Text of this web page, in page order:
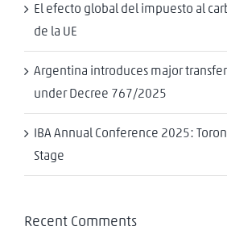
El efecto global del impuesto al
de la UE
Argentina introduces major
under Decree 767/2025
IBA Annual Conference 2025:
Stage
Recent Comments